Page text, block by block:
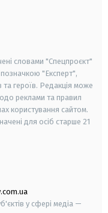
словами "Спецпроєкт"
"Експерт",
героїв. Редакція може
реклами та правил
користування сайтом.
для осіб старше 21
у сфері медіа —